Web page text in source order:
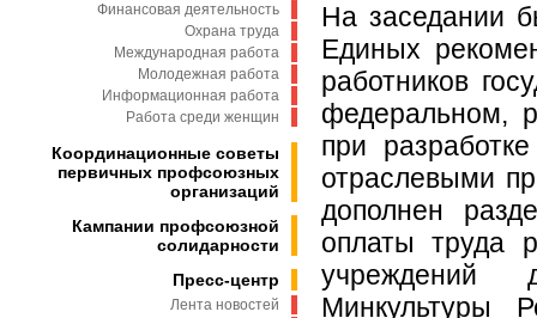
Финансовая деятельность
Охрана труда
Международная работа
Молодежная работа
Информационная работа
Работа среди женщин
Координационные советы
первичных профсоюзных
организаций
Кампании профсоюзной
солидарности
Пресс-центр
Лента новостей
На заседании
Единых
работников
федеральном,
при
отраслевыми
дополнен
оплаты труда
учреждений
Минкультуры